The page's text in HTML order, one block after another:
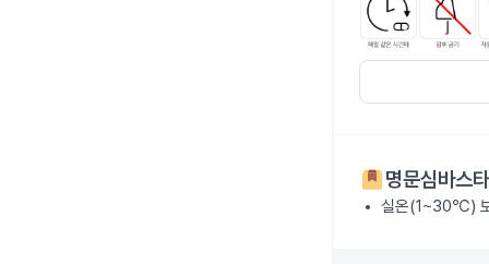
명문심바스
실온(1~30℃)